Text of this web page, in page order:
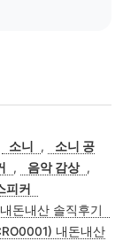
소니 ,
소니 공
, 음악 감상 ,
피커
돈내산 솔직후기
내돈내산